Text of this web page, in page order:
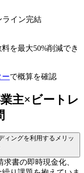
ライン完結
料を最大50%削減でき
ーで概算を確認
主×ビートレ
ィングを利用するメリッ
書の即時現金化、